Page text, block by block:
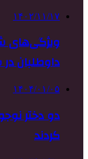
۱۴۰۲/۱۱/۱۷
ویژگی‌های
داوطلبان
۱۴۰۴/۰۱/۰۵
کردند